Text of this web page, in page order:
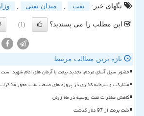
تگهای خبر:
نفت , میدان نفتی ,
این مطلب را می پسندید؟ (1)
تازه ترین مطالب مرتبط
حضور سیل آسای مردم، تجدید بیعت با آرمان های امام شهید است
مشارکت و سرمایه گذاری در پروژه های صنعت نفت، محور
کاهش صادرات نفت روسیه در ماه ژوئن
نفت برنت از 97 دلار گذشت